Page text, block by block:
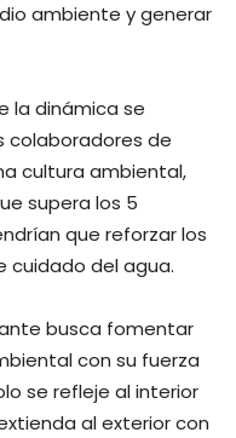
ambiente y generar
la dinámica se
colaboradores de
cultura ambiental,
supera los 5
que reforzar los
cuidado del agua.
busca fomentar
con su fuerza
se refleje al interior
al exterior con